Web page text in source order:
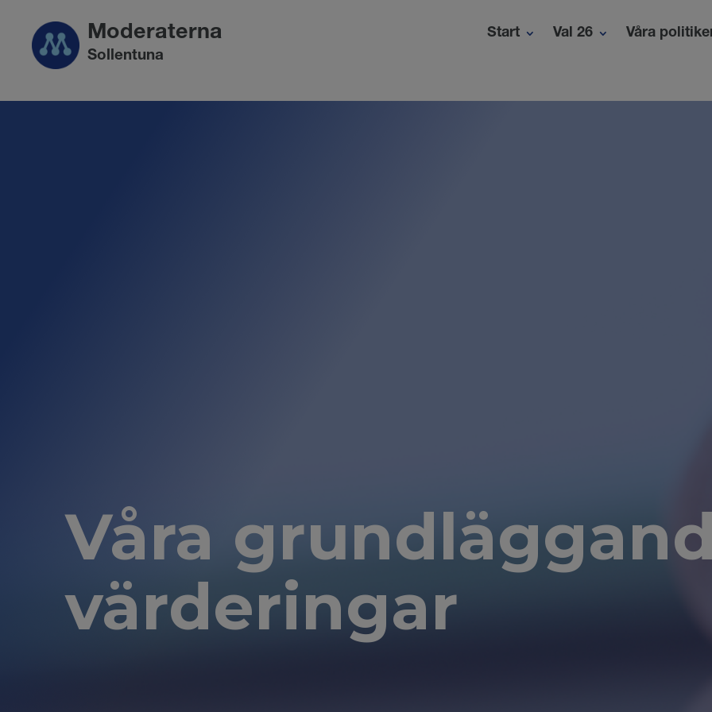
Moderaterna
Sollentuna
Start Val 26 Våra
Våra
värderingar